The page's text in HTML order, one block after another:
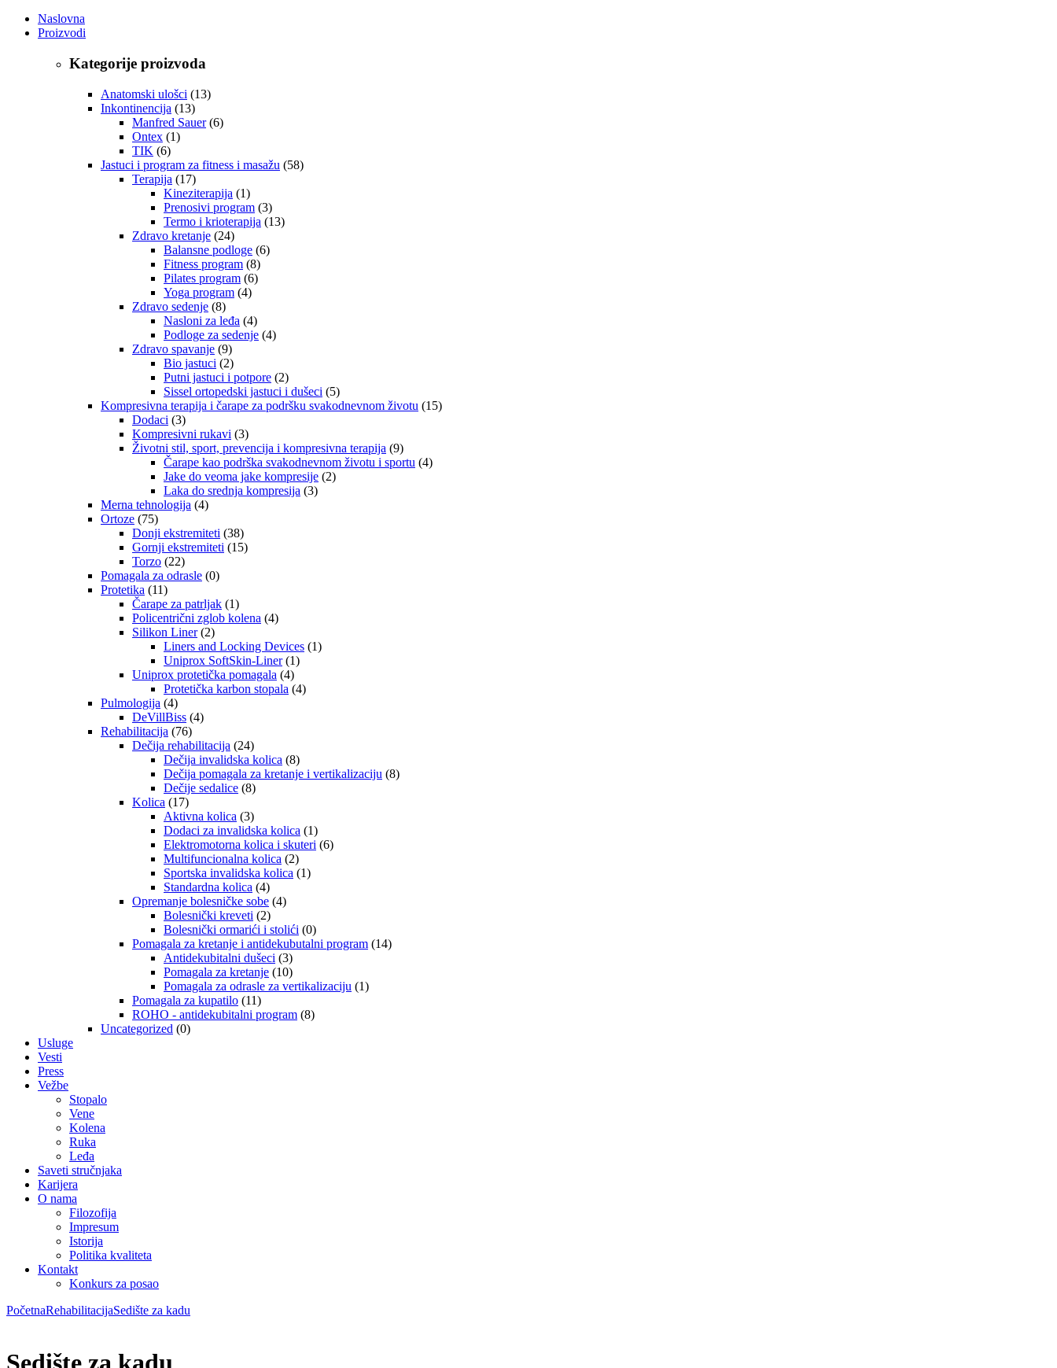
Naslovna
Proizvodi
Kategorije proizvoda
Anatomski ulošci (13)
Inkontinencija (13)
Manfred Sauer (6)
Ontex (1)
TIK (6)
Jastuci i program za fitness i masažu (58)
Terapija (17)
Kineziterapija (1)
Prenosivi program (3)
Termo i krioterapija (13)
Zdravo kretanje (24)
Balansne podloge (6)
Fitness program (8)
Pilates program (6)
Yoga program (4)
Zdravo sedenje (8)
Nasloni za leđa (4)
Podloge za sedenje (4)
Zdravo spavanje (9)
Bio jastuci (2)
Putni jastuci i potpore (2)
Sissel ortopedski jastuci i dušeci (5)
Kompresivna terapija i čarape za podršku svakodnevnom životu (15)
Dodaci (3)
Kompresivni rukavi (3)
Životni stil, sport, prevencija i kompresivna terapija (9)
Čarape kao podrška svakodnevnom životu i sportu (4)
Jake do veoma jake kompresije (2)
Laka do srednja kompresija (3)
Merna tehnologija (4)
Ortoze (75)
Donji ekstremiteti (38)
Gornji ekstremiteti (15)
Torzo (22)
Pomagala za odrasle (0)
Protetika (11)
Čarape za patrljak (1)
Policentrični zglob kolena (4)
Silikon Liner (2)
Liners and Locking Devices (1)
Uniprox SoftSkin-Liner (1)
Uniprox protetička pomagala (4)
Protetička karbon stopala (4)
Pulmologija (4)
DeVillBiss (4)
Rehabilitacija (76)
Dečija rehabilitacija (24)
Dečija invalidska kolica (8)
Dečija pomagala za kretanje i vertikalizaciju (8)
Dečije sedalice (8)
Kolica (17)
Aktivna kolica (3)
Dodaci za invalidska kolica (1)
Elektromotorna kolica i skuteri (6)
Multifuncionalna kolica (2)
Sportska invalidska kolica (1)
Standardna kolica (4)
Opremanje bolesničke sobe (4)
Bolesnički kreveti (2)
Bolesnički ormarići i stolići (0)
Pomagala za kretanje i antidekubutalni program (14)
Antidekubitalni dušeci (3)
Pomagala za kretanje (10)
Pomagala za odrasle za vertikalizaciju (1)
Pomagala za kupatilo (11)
ROHO - antidekubitalni program (8)
Uncategorized (0)
Usluge
Vesti
Press
Vežbe
Stopalo
Vene
Kolena
Ruka
Leđa
Saveti stručnjaka
Karijera
O nama
Filozofija
Impresum
Istorija
Politika kvaliteta
Kontakt
Konkurs za posao
PočetnaRehabilitacijaSedište za kadu